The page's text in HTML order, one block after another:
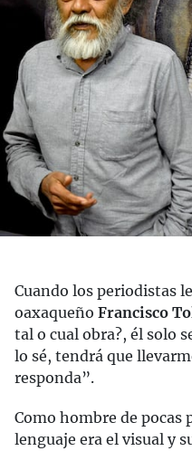
Cuando los periodistas
oaxaqueño Francisco
tal o cual obra?, él solo
lo sé, tendrá que
responda”.
Como hombre de pocas
lenguaje era el visual y